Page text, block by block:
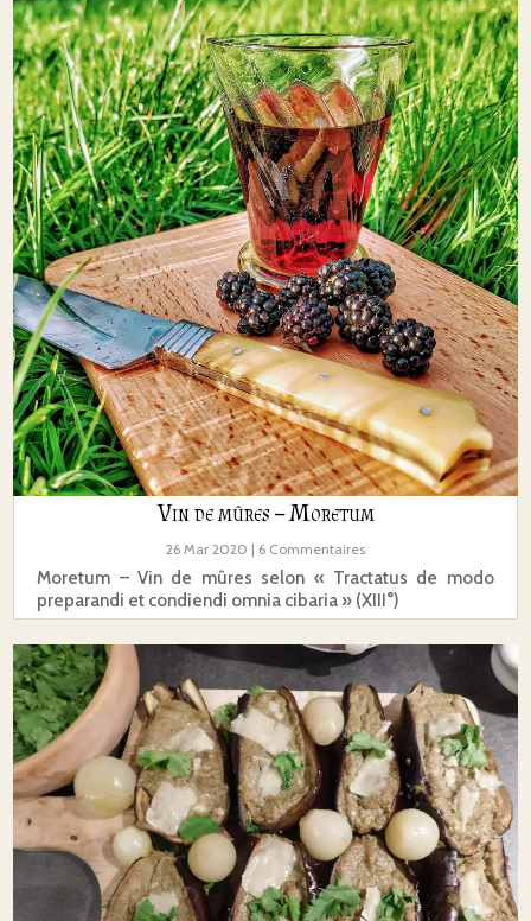
Vin de mûres – Moretum
26 Mar 2020 | 6 Commentaires
Moretum – Vin de mûres selon « Tractatus de modo
preparandi et condiendi omnia cibaria » (XIII°)